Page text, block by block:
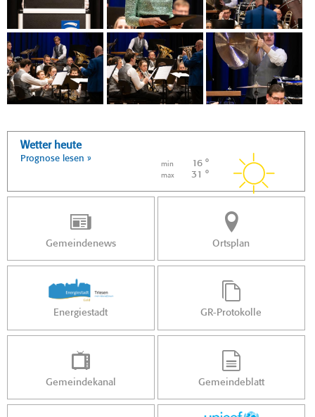
Wetter heute
Prognose lesen »
min 16 °
max 31 °
Gemeindenews Ortsplan
Energiestadt GR-Protokolle
Gemeindekanal Gemeindeblatt